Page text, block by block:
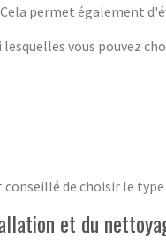
permet également
vous pouvez
conseillé de choisir le
et du